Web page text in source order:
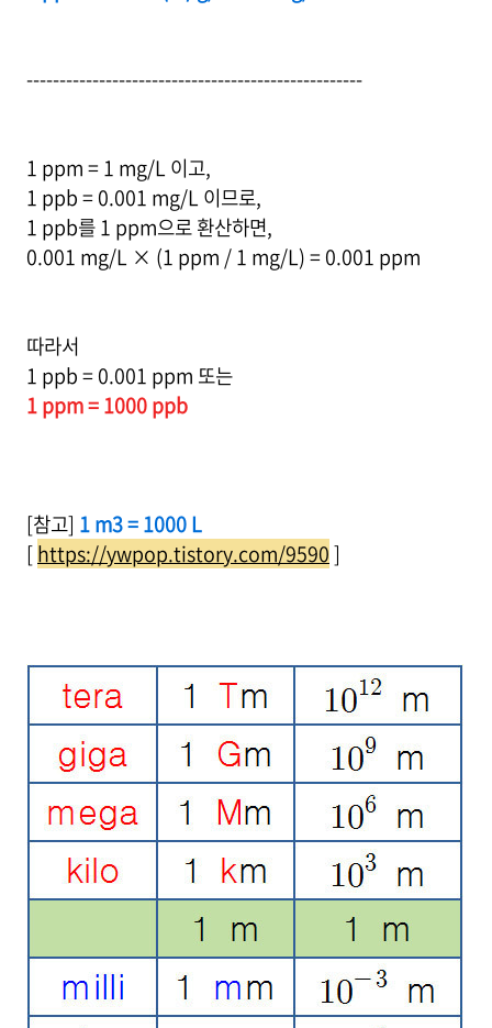
---------------------------------------------------
1 ppm = 1 mg/L 이고,
1 ppb = 0.001 mg/L 이므로,
1 ppb를 1 ppm으로 환산하면,
0.001 mg/L × (1 ppm / 1 mg/L) = 0.001 ppm
따라서
1 ppb = 0.001 ppm 또는
1 ppm = 1000 ppb
[참고] 1 m3 = 1000 L
[https://ywpop.tistory.com/9590]